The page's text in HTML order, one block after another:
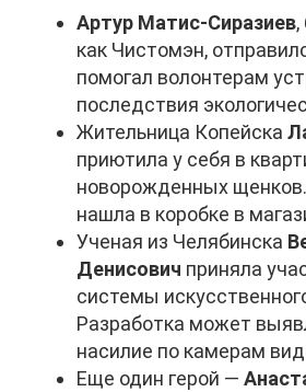
Артур Матис-Сиразиев
как Чистомэн,
помогал волонтерам
последствия
Жительница Копейска
приютила у себя в
новорожденных
нашла в коробке в
Ученая из Челябинска
Денисович приняла
системы
Разработка может
насилие по камерам
Еще один герой —